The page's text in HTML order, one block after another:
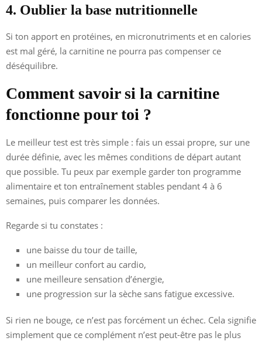
4. Oublier la base nutritionnelle
Si ton apport en protéines, en micronutriments et en calories
est mal géré, la carnitine ne pourra pas compenser ce
déséquilibre.
Comment savoir si la carnitine
fonctionne pour toi ?
Le meilleur test est très simple : fais un essai propre, sur une
durée définie, avec les mêmes conditions de départ autant
que possible. Tu peux par exemple garder ton programme
alimentaire et ton entraînement stables pendant 4 à 6
semaines, puis comparer les données.
Regarde si tu constates :
une baisse du tour de taille,
un meilleur confort au cardio,
une meilleure sensation d’énergie,
une progression sur la sèche sans fatigue excessive.
Si rien ne bouge, ce n’est pas forcément un échec. Cela signifie
simplement que ce complément n’est peut-être pas le plus